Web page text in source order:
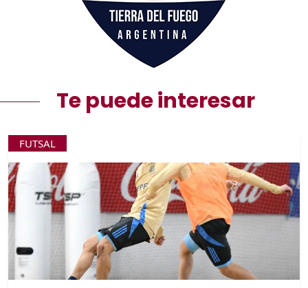
Te puede interesar
FUTSAL